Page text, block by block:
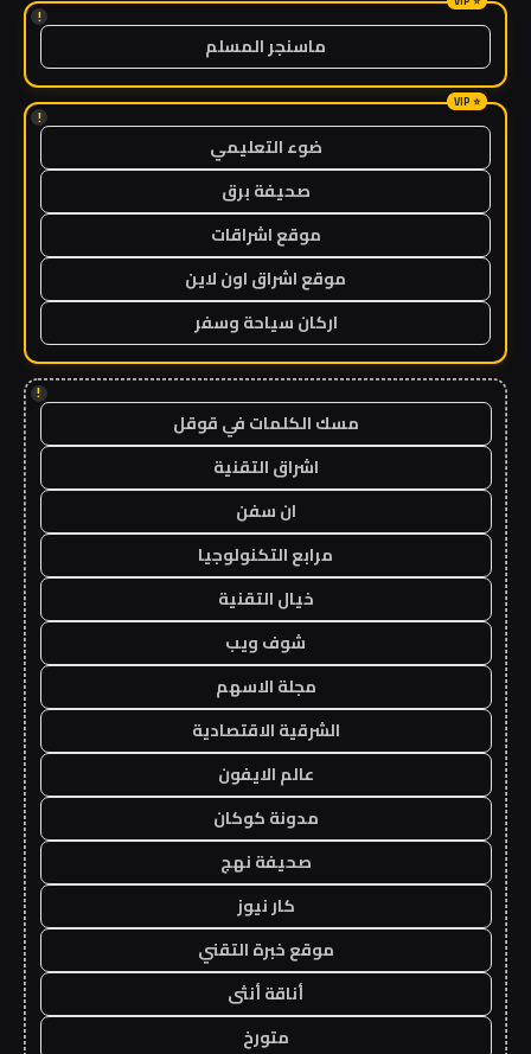
!
ماسنجر المسلم
!
ضوء التعليمي
صحيفة برق
موقع اشراقات
موقع اشراق اون لاين
اركان سياحة وسفر
!
مسك الكلمات في قوقل
اشراق التقنية
ان سفن
مرابع التكنولوجيا
خيال التقنية
شوف ويب
مجلة الاسهم
الشرقية الاقتصادية
عالم الايفون
مدونة كوكان
صحيفة نهج
كار نيوز
موقع خبرة التقني
أناقة أنثى
متورخ